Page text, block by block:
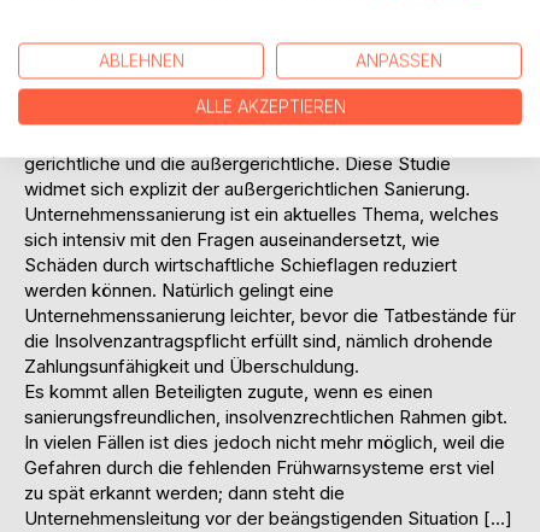
Krisenmanagements mit neuen Konzepten. Diese wurden
zur Abwendung wirtschaftlicher, besonders aber
finanzieller Abhängigkeit und den daraus entstehenden
Unsicherheiten entwickelt.
gerichtliche und die außergerichtliche. Diese Studie
widmet sich explizit der außergerichtlichen Sanierung.
Unternehmenssanierung ist ein aktuelles Thema, welches
sich intensiv mit den Fragen auseinandersetzt, wie
Schäden durch wirtschaftliche Schieflagen reduziert
werden können. Natürlich gelingt eine
Unternehmenssanierung leichter, bevor die Tatbestände für
die Insolvenzantragspflicht erfüllt sind, nämlich drohende
Zahlungsunfähigkeit und Überschuldung.
Es kommt allen Beteiligten zugute, wenn es einen
sanierungsfreundlichen, insolvenzrechtlichen Rahmen gibt.
In vielen Fällen ist dies jedoch nicht mehr möglich, weil die
Gefahren durch die fehlenden Frühwarnsysteme erst viel
zu spät erkannt werden; dann steht die
Unternehmensleitung vor der beängstigenden Situation […]
ABLEHNEN ANPASSEN
ALLE AKZEPTIEREN